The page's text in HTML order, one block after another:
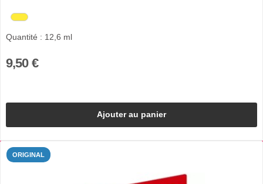
Quantité : 12,6 ml
9,50 €
Ajouter au panier
ORIGINAL